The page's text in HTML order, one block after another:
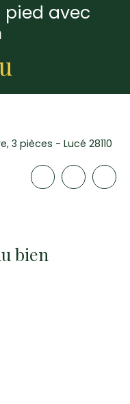
pied avec
3 pièces - Lucé 28110
bien